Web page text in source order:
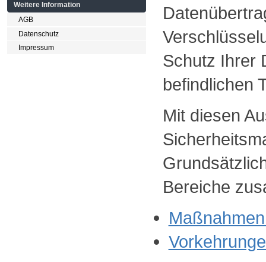
Weitere Information
AGB
Datenschutz
Impressum
Schutz Ihrer
befindlichen
Mit diesen
Bereiche